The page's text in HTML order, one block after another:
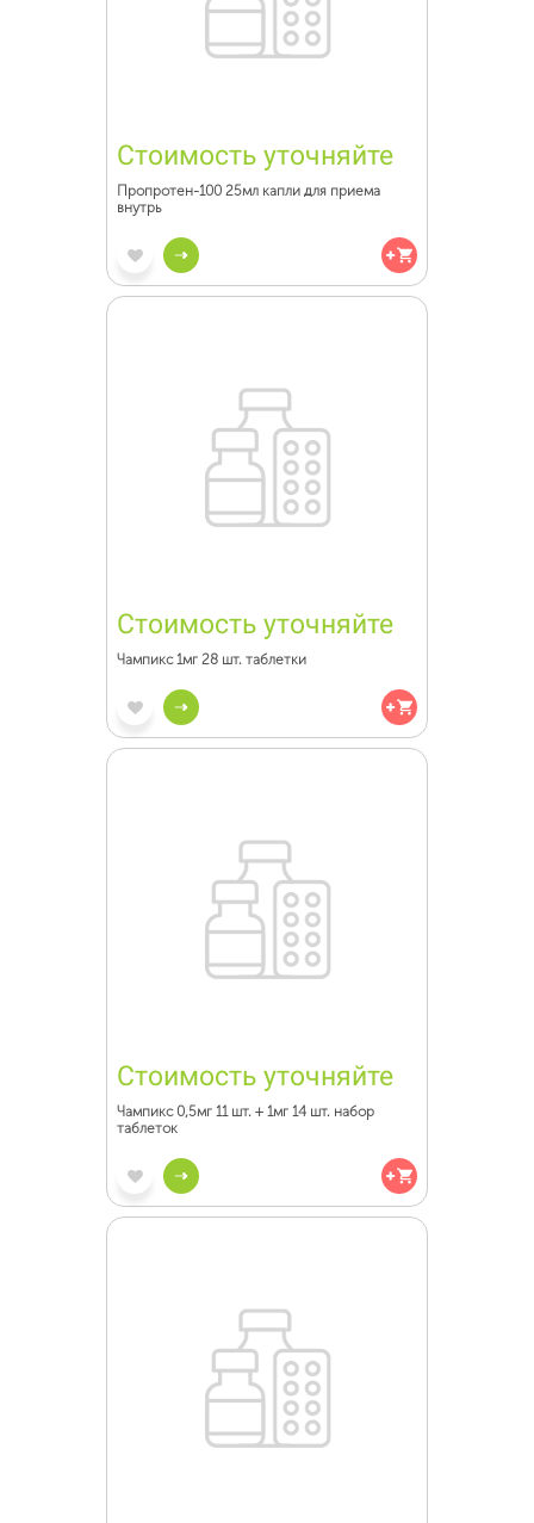
Стоимость уточняйте
Пропротен-100 25мл капли для приема
внутрь
Стоимость уточняйте
Чампикс 1мг 28 шт. таблетки
Стоимость уточняйте
Чампикс 0,5мг 11 шт. + 1мг 14 шт. набор
таблеток